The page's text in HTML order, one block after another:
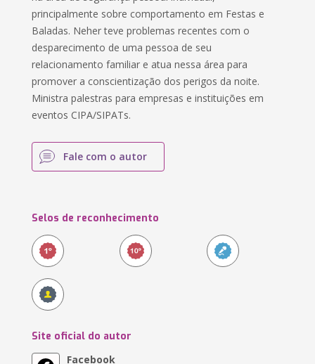
principalmente sobre comportamento em Festas e
Baladas. Neher teve problemas recentes com o
desparecimento de uma pessoa de seu
relacionamento familiar e atua nessa área para
promover a conscientização dos perigos da noite.
Ministra palestras para empresas e instituições em
eventos CIPA/SIPATs.
Fale com o autor
Selos de reconhecimento
Site oficial do autor
Facebook